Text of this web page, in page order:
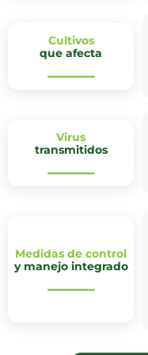
Cultivos
que afecta
Virus
transmitidos
Medidas de control
y manejo integrado